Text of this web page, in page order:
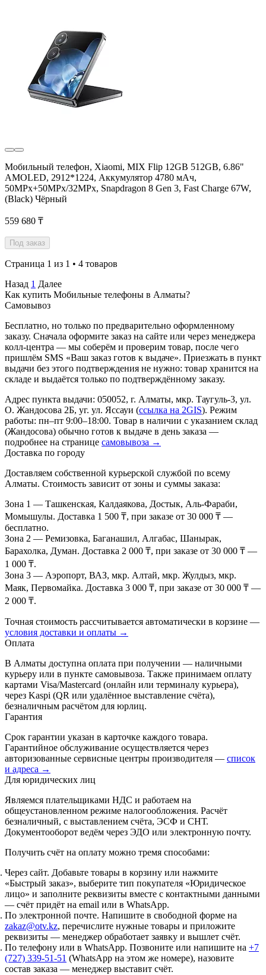
Мобильный телефон, Xiaomi, MIX Flip 12GB 512GB, 6.86"
AMOLED, 2912*1224, Аккумулятор 4780 мАч,
50MPx+50MPx/32MPx, Snapdragon 8 Gen 3, Fast Charge 67W,
(Black) Чёрный
559 680 ₸
Под заказ
Страница 1 из 1 • 4 товаров
Назад 1 Далее
Как купить Мобильные телефоны в Алматы?
Самовывоз
Бесплатно, но только по предварительно оформленному
заказу. Сначала оформите заказ на сайте или через менеджера
колл-центра — мы соберём и проверим товар, после чего
пришлём SMS «Ваш заказ готов к выдаче». Приезжать в пункт
выдачи без этого подтверждения не нужно: товар хранится на
складе и выдаётся только по подтверждённому заказу.
Адрес пункта выдачи: 050052, г. Алматы, мкр. Таугуль-3, ул.
О. Жандосова 2Б, уг. ул. Яссауи (ссылка на 2GIS). Режим
работы: пн–пт 9:00–18:00. Товар в наличии с указанием склад
(Жандосова) обычно готов к выдаче в день заказа —
подробнее на странице самовывоза →
Доставка по городу
Доставляем собственной курьерской службой по всему
Алматы. Стоимость зависит от зоны и суммы заказа:
Зона 1 — Ташкенская, Калдаякова, Достык, Аль-Фараби,
Момышулы. Доставка 1 500 ₸, при заказе от 30 000 ₸ —
бесплатно.
Зона 2 — Ремизовка, Баганашил, Алгабас, Шанырак,
Барахолка, Думан. Доставка 2 000 ₸, при заказе от 30 000 ₸ —
1 000 ₸.
Зона 3 — Аэропорт, ВАЗ, мкр. Алтай, мкр. Жулдыз, мкр.
Маяк, Первомайка. Доставка 3 000 ₸, при заказе от 30 000 ₸ —
2 000 ₸.
Точная стоимость рассчитывается автоматически в корзине —
условия доставки и оплаты →
Оплата
В Алматы доступна оплата при получении — наличными
курьеру или в пункте самовывоза. Также принимаем оплату
картами Visa/Mastercard (онлайн или терминалу курьера),
через Kaspi (QR или удалённое выставление счёта),
безналичным расчётом для юрлиц.
Гарантия
Срок гарантии указан в карточке каждого товара.
Гарантийное обслуживание осуществляется через
авторизованные сервисные центры производителя — список
и адреса →
Для юридических лиц
Являемся плательщиками НДС и работаем на
общеустановленном режиме налогообложения. Расчёт
безналичный, с выставлением счёта, ЭСФ и СНТ.
Документооборот ведём через ЭДО или электронную почту.
Получить счёт на оплату можно тремя способами:
Через сайт. Добавьте товары в корзину или нажмите
«Быстрый заказ», выберите тип покупателя «Юридическое
лицо» и заполните реквизиты вместе с контактными данными
— счёт придёт на email или в WhatsApp.
По электронной почте. Напишите в свободной форме на
zakaz@otv.kz, перечислите нужные товары и приложите
реквизиты — менеджер обработает заявку и вышлет счёт.
По телефону или в WhatsApp. Позвоните или напишите на +7
(727) 339-51-51 (WhatsApp на этом же номере), назовите
состав заказа — менеджер выставит счёт.